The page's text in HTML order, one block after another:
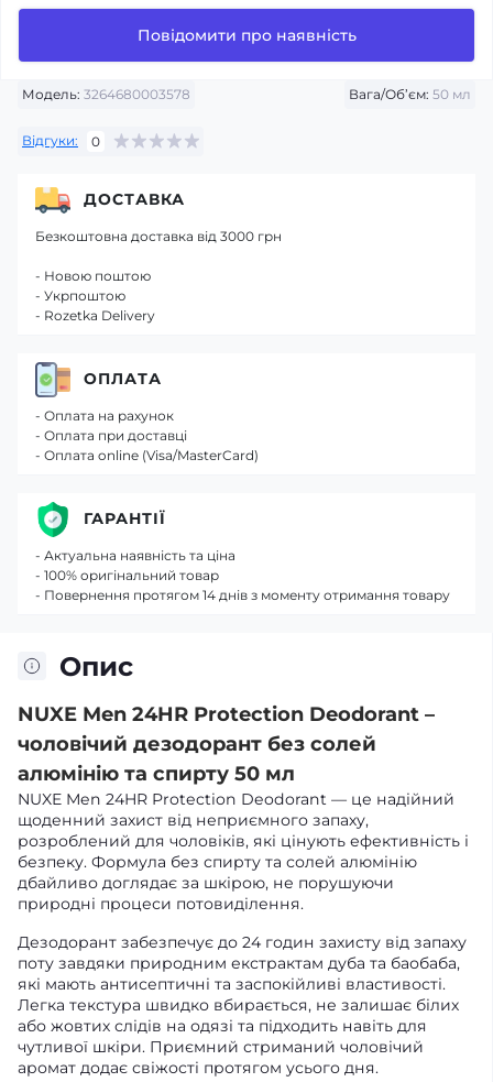
Модель: 3264680003578 Вага/Об’єм: 50 мл
Відгуки: 0
Повідомити про наявність
Опис
NUXE Men 24HR Protection Deodorant –
чоловічий дезодорант без солей
алюмінію та спирту 50 мл
NUXE Men 24HR Protection Deodorant — це надійний
щоденний захист від неприємного запаху,
розроблений для чоловіків, які цінують ефективність і
безпеку. Формула без спирту та солей алюмінію
дбайливо доглядає за шкірою, не порушуючи
природні процеси потовиділення.
Дезодорант забезпечує до 24 годин захисту від запаху
поту завдяки природним екстрактам дуба та баобаба,
які мають антисептичні та заспокійливі властивості.
Легка текстура швидко вбирається, не залишає білих
або жовтих слідів на одязі та підходить навіть для
чутливої шкіри. Приємний стриманий чоловічий
аромат додає свіжості протягом усього дня.
ДОСТАВКА
Безкоштовна доставка від 3000 грн
- Новою поштою
- Укрпоштою
- Rozetka Delivery
ОПЛАТА
- Оплата на рахунок
- Оплата при доставці
- Оплата online (Visa/MasterCard)
ГАРАНТІЇ
- Актуальна наявність та ціна
- 100% оригінальний товар
- Повернення протягом 14 днів з моменту отримання товару